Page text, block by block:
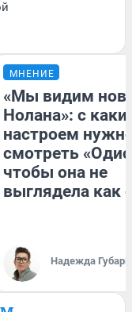
МНЕНИЕ
«Мы видим
Нолана»: с
настроем
смотреть
чтобы она не
выглядела как
Надежда Губарь